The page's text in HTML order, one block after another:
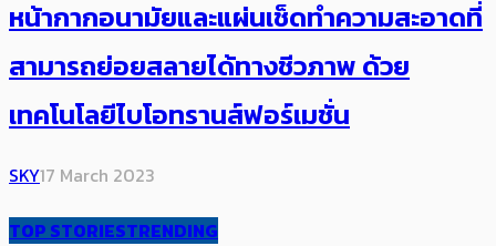
หน้ากากอนามัยและแผ่นเช็ดทำความสะอาดที่
สามารถย่อยสลายได้ทางชีวภาพ ด้วย
เทคโนโลยีไบโอทรานส์ฟอร์เมชั่น
SKY17 March 2023
TOP STORIESTRENDING